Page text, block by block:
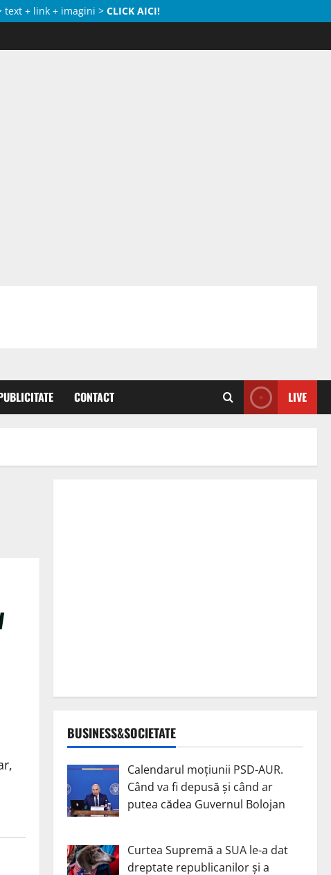
text + link + imagini > CLICK AICI!
CONTACT LIVE
BUSINESS&SOCIETATE
Calendarul moțiunii PSD-AUR.
Când va fi depusă și când ar
putea cădea Guvernul Bolojan
Curtea Supremă a SUA le-a dat
dreptate republicanilor și a